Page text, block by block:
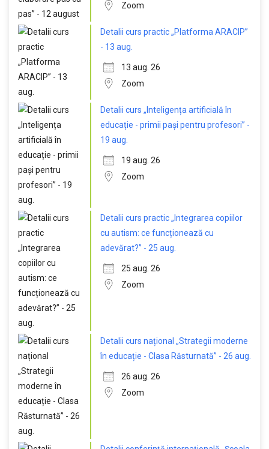
Zoom
Detalii curs practic „Platforma ARACIP”
- 13 aug.
13 aug. 26
Zoom
Detalii curs „Inteligența artificială în
educație - primii pași pentru profesori” -
19 aug.
19 aug. 26
Zoom
Detalii curs practic „Integrarea copiilor
cu autism: ce funcționează cu
adevărat?” - 25 aug.
25 aug. 26
Zoom
Detalii curs național „Strategii moderne
în educație - Clasa Răsturnată” - 26 aug.
26 aug. 26
Zoom